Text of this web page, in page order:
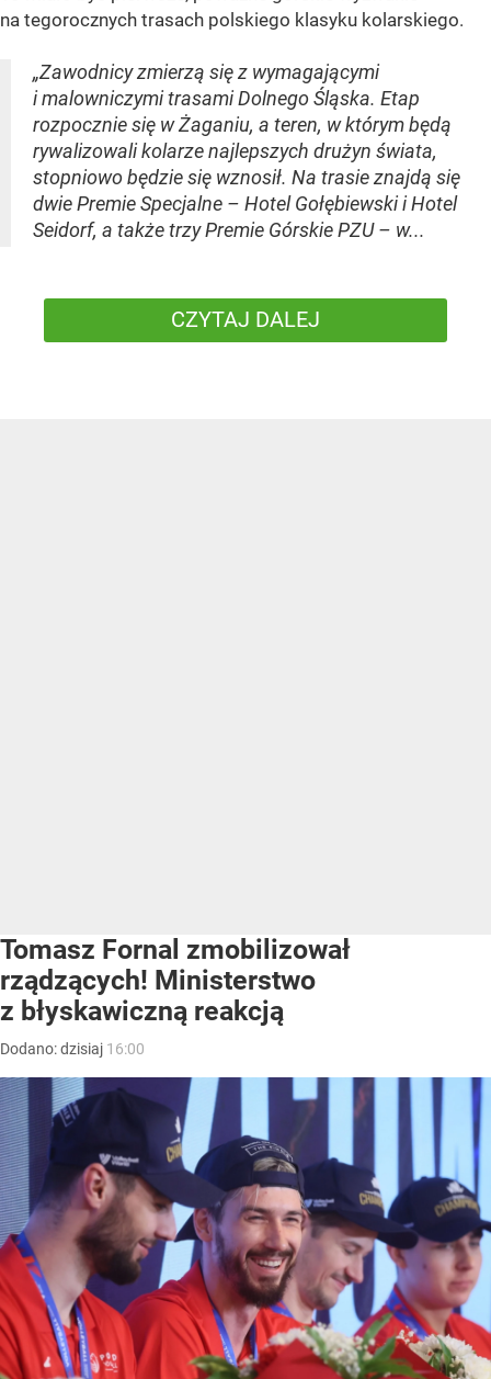
na tegorocznych trasach polskiego klasyku kolarskiego.
„Zawodnicy zmierzą się z wymagającymi
i malowniczymi trasami Dolnego Śląska. Etap
rozpocznie się w Żaganiu, a teren, w którym będą
rywalizowali kolarze najlepszych drużyn świata,
stopniowo będzie się wznosił. Na trasie znajdą się
dwie Premie Specjalne – Hotel Gołębiewski i Hotel
Seidorf, a także trzy Premie Górskie PZU – w...
CZYTAJ DALEJ
Tomasz Fornal zmobilizował
rządzących! Ministerstwo
z błyskawiczną reakcją
Dodano:dzisiaj 16:00